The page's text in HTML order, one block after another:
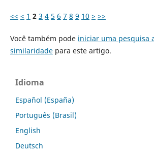
<< < 1 2 3 4 5 6 7 8 9 10 > >>
Você também pode iniciar uma pesquisa
similaridadepara este artigo.
Idioma
Español (España)
Português (Brasil)
English
Deutsch